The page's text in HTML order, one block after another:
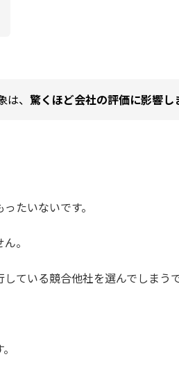
は、驚くほど会社の評価に影響し
たいないです。
。
ている競合他社を選んでしまうで